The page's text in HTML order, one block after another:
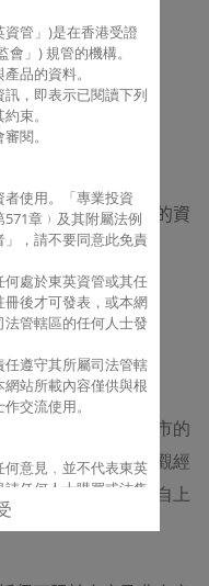
平下長期持續穩定的資
地、香港和美國上市的
投資經理注重對宏觀經
立深入研究，採用自上
管」 )是在香港受證
會」 ) 規管的機構。
品的資料。
，即表示已閱讀下列
束。
閱。
使用。「專業投資
章﹚及其附屬法例
，請不要同意此免責
處於東英資管或其任
後才可發表，或本網
管轄區的任何人士發
遵守其所屬司法管轄
站所載內容僅供與根
交流使用。
意見﹐並不代表東英
任何人士購買或沽售
﹐或提供任何投資意